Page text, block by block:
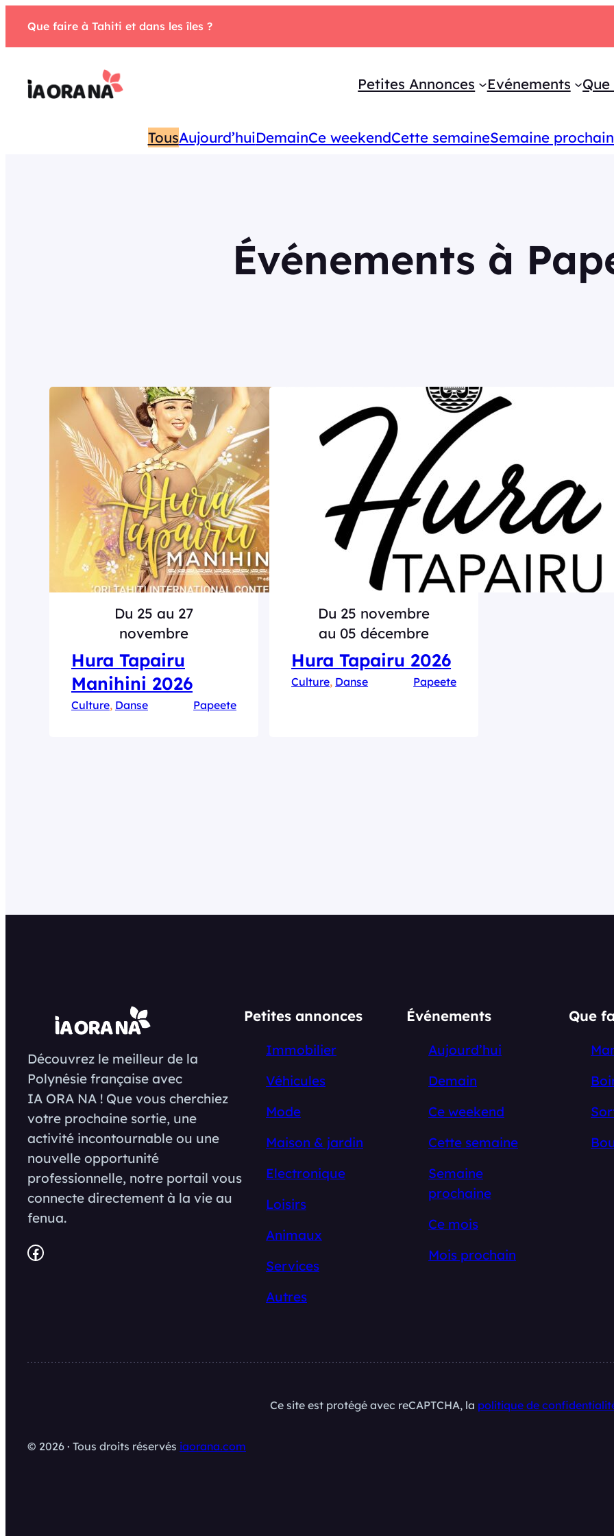
Que faire à Tahiti et dans les îles ?
Petites Annonces Evénements
TousAujourd’huiDemainCe weekendCette semaineSemaine
Événements à
Du 25 au 27
novembre
Hura Tapairu
Manihini 2026
Culture, Danse Papeete
Du 25 novembre
au 05 décembre
Hura Tapairu 2026
Culture, Danse Papeete
Découvrez le meilleur de la
Polynésie française avec
IA ORA NA ! Que vous cherchiez
votre prochaine sortie, une
activité incontournable ou une
nouvelle opportunité
professionnelle, notre portail vous
connecte directement à la vie au
fenua.
Facebook
Petites annonces
Immobilier
Véhicules
Mode
Maison & jardin
Electronique
Loisirs
Animaux
Services
Autres
Événements
Aujourd’hui
Demain
Ce weekend
Cette semaine
Semaine
prochaine
Ce mois
Mois prochain
Que
Ce site est protégé avec reCAPTCHA, la politique de
© 2026 · Tous droits réservés iaorana.com